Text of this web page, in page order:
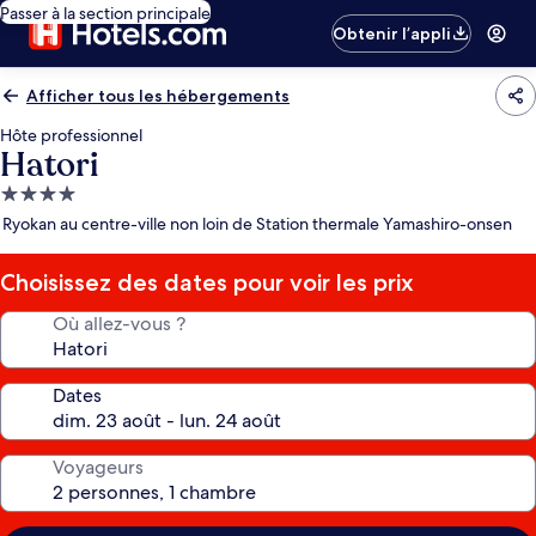
Passer à la section principale
Obtenir l’appli
Afficher tous les hébergements
Hôte professionnel
Hatori
Hébergement
4.0 étoiles
Ryokan au centre-ville non loin de Station thermale Yamashiro-onsen
Choisissez des dates pour voir les prix
Où allez-vous ?
Dates
Voyageurs